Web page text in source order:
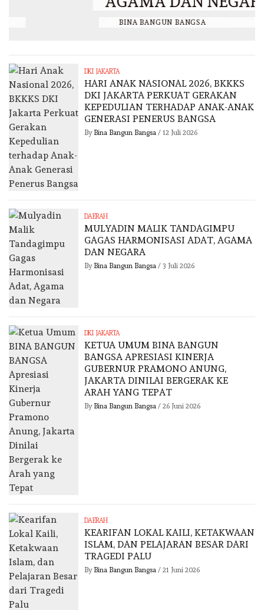
BINA BANGUN BANGSA / 3 JULI 2026
DKI JAKARTA
HARI ANAK NASIONAL 2026, BKKKS
DKI JAKARTA PERKUAT GERAKAN
KEPEDULIAN TERHADAP ANAK-ANAK
GENERASI PENERUS BANGSA
By Bina Bangun Bangsa/ 12 Juli 2026
DAERAH
MULYADIN MALIK TANDAGIMPU
GAGAS HARMONISASI ADAT, AGAMA
DAN NEGARA
By Bina Bangun Bangsa/ 3 Juli 2026
DKI JAKARTA
KETUA UMUM BINA BANGUN
BANGSA APRESIASI KINERJA
GUBERNUR PRAMONO ANUNG,
JAKARTA DINILAI BERGERAK KE
ARAH YANG TEPAT
By Bina Bangun Bangsa/ 26 Juni 2026
DAERAH
KEARIFAN LOKAL KAILI, KETAKWAAN
ISLAM, DAN PELAJARAN BESAR DARI
TRAGEDI PALU
By Bina Bangun Bangsa/ 21 Juni 2026